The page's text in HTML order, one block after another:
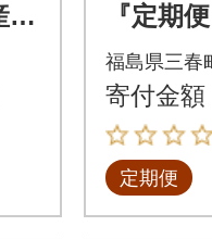
コ
『定期
シヒカ
福島県三春
寄付金額
定期便